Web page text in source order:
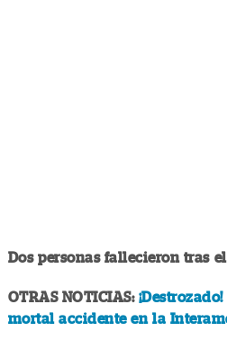
Dos personas fallecieron tras
OTRAS NOTICIAS:
mortal accidente en la